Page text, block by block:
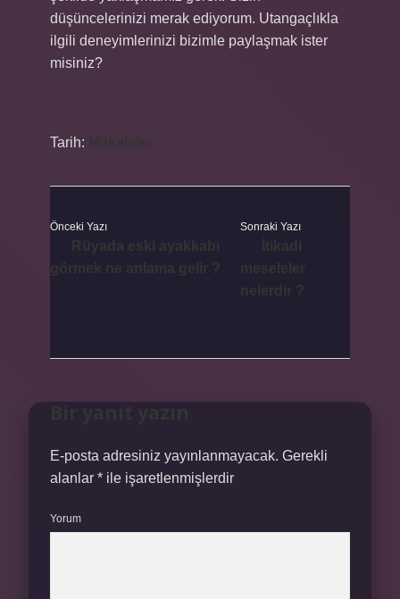
düşüncelerinizi merak ediyorum. Utangaçlıkla
ilgili deneyimlerinizi bizimle paylaşmak ister
misiniz?
Tarih:
Önceki Yazı Sonraki Yazı
E-posta adresiniz yayınlanmayacak. Gerekli
alanlar * ile işaretlenmişlerdir
Yorum